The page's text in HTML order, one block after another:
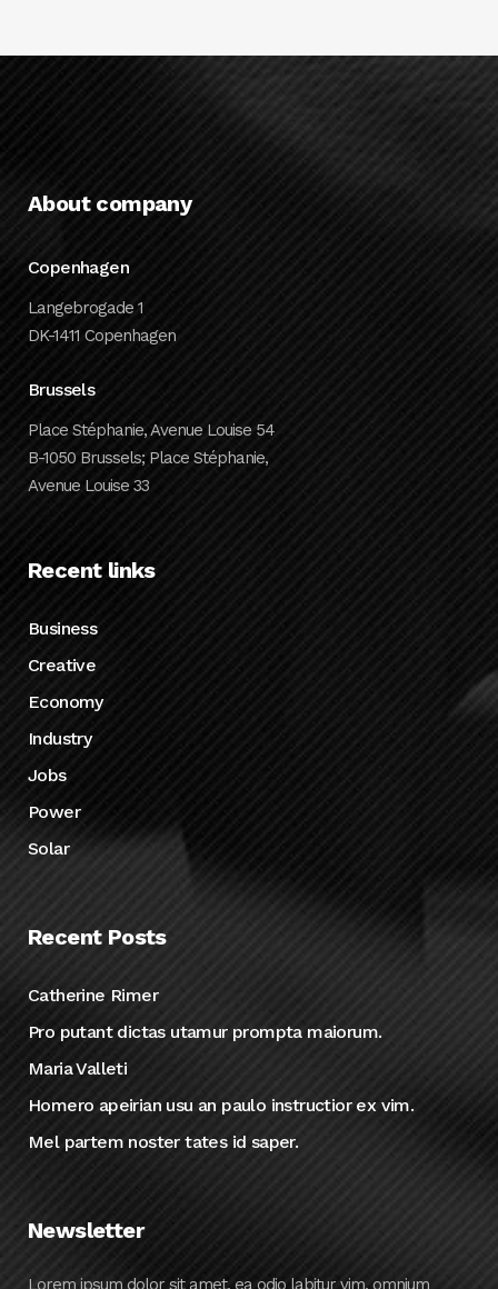
About company
Copenhagen
Langebrogade 1
DK-1411 Copenhagen
Brussels
Place Stéphanie, Avenue Louise 54
B-1050 Brussels; Place Stéphanie,
Avenue Louise 33
Recent links
Business
Creative
Economy
Industry
Jobs
Power
Solar
Recent Posts
Catherine Rimer
Pro putant dictas utamur prompta maiorum.
Maria Valleti
Homero apeirian usu an paulo instructior ex vim.
Mel partem noster tates id saper.
Newsletter
Lorem ipsum dolor sit amet, ea odio labitur vim, omnium